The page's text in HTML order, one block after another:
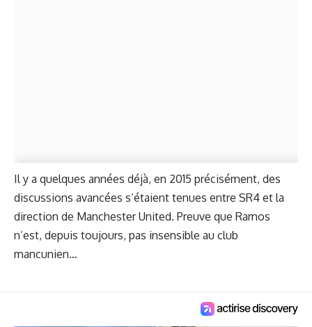
Il y a quelques années déjà, en 2015 précisément, des
discussions avancées s’étaient tenues entre SR4 et la
direction de Manchester United. Preuve que Ramos
n’est, depuis toujours, pas insensible au club
mancunien…